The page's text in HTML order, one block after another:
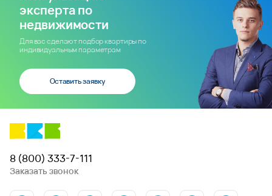
эксперта по
недвижимости
Для вас сделают подбор квартиры по
индивидуальным параметрам
Оставить заявку
8 (800) 333-7-111
Заказать звонок